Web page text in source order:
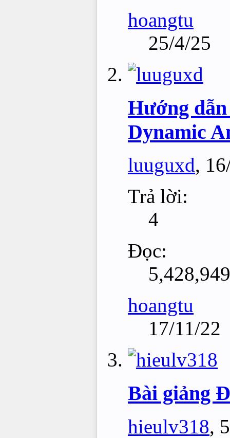
hoangtu
25/4/25
Hướng dẫn
Dynamic
luuguxd,
Trả lời:
4
Đọc:
5,428,949
hoangtu
17/11/22
Bài giảng
hieulv318,